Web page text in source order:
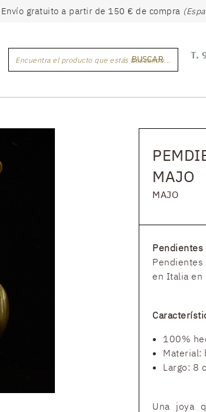
Envío gratuito a partir de 150 € de compra
Encuentra el producto que estás buscando...
BUSCAR T.
MAJO
MAJO
Pendientes
en Italia en
100%
Material:
Largo: 8
Una joya